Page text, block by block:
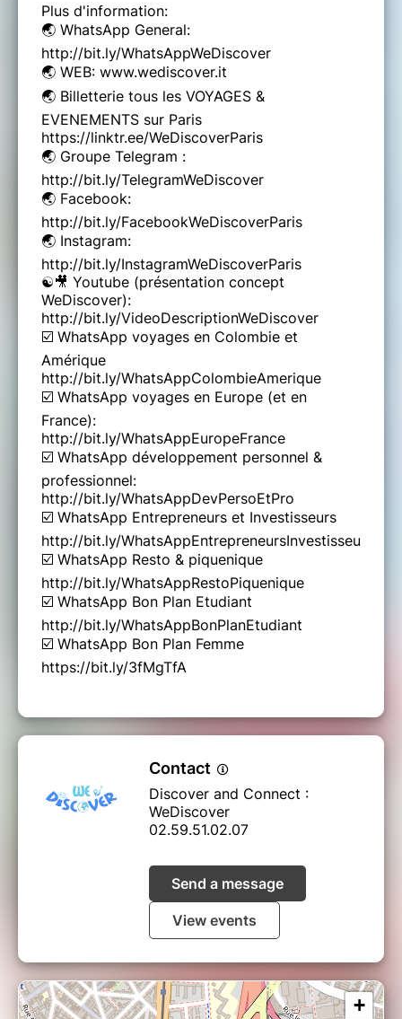
Plus d'information:
🌏 WhatsApp General:
http://bit.ly/WhatsAppWeDiscover
🌏 WEB: www.wediscover.it
🌏 Billetterie tous les VOYAGES &
EVENEMENTS sur Paris
https://linktr.ee/WeDiscoverParis
🌏 Groupe Telegram :
http://bit.ly/TelegramWeDiscover
🌏 Facebook:
http://bit.ly/FacebookWeDiscoverParis
🌏 Instagram:
http://bit.ly/InstagramWeDiscoverParis
☯️🎥 Youtube (présentation concept
WeDiscover):
http://bit.ly/VideoDescriptionWeDiscover
☑️ WhatsApp voyages en Colombie et
Amérique
http://bit.ly/WhatsAppColombieAmerique
☑️ WhatsApp voyages en Europe (et en
France):
http://bit.ly/WhatsAppEuropeFrance
☑️ ​WhatsApp développement personnel &
professionnel:
http://bit.ly/WhatsAppDevPersoEtPro
☑️ WhatsApp Entrepreneurs et Investisseurs
http://bit.ly/WhatsAppEntrepreneursInvestisseurs
☑️ WhatsApp Resto & piquenique
http://bit.ly/WhatsAppRestoPiquenique
☑️ WhatsApp Bon Plan Etudiant
http://bit.ly/WhatsAppBonPlanEtudiant
☑️ WhatsApp Bon Plan Femme
https://bit.ly/3fMgTfA
Contact
Discover and Connect :
WeDiscover
02.59.51.02.07
Send a message
View events
+